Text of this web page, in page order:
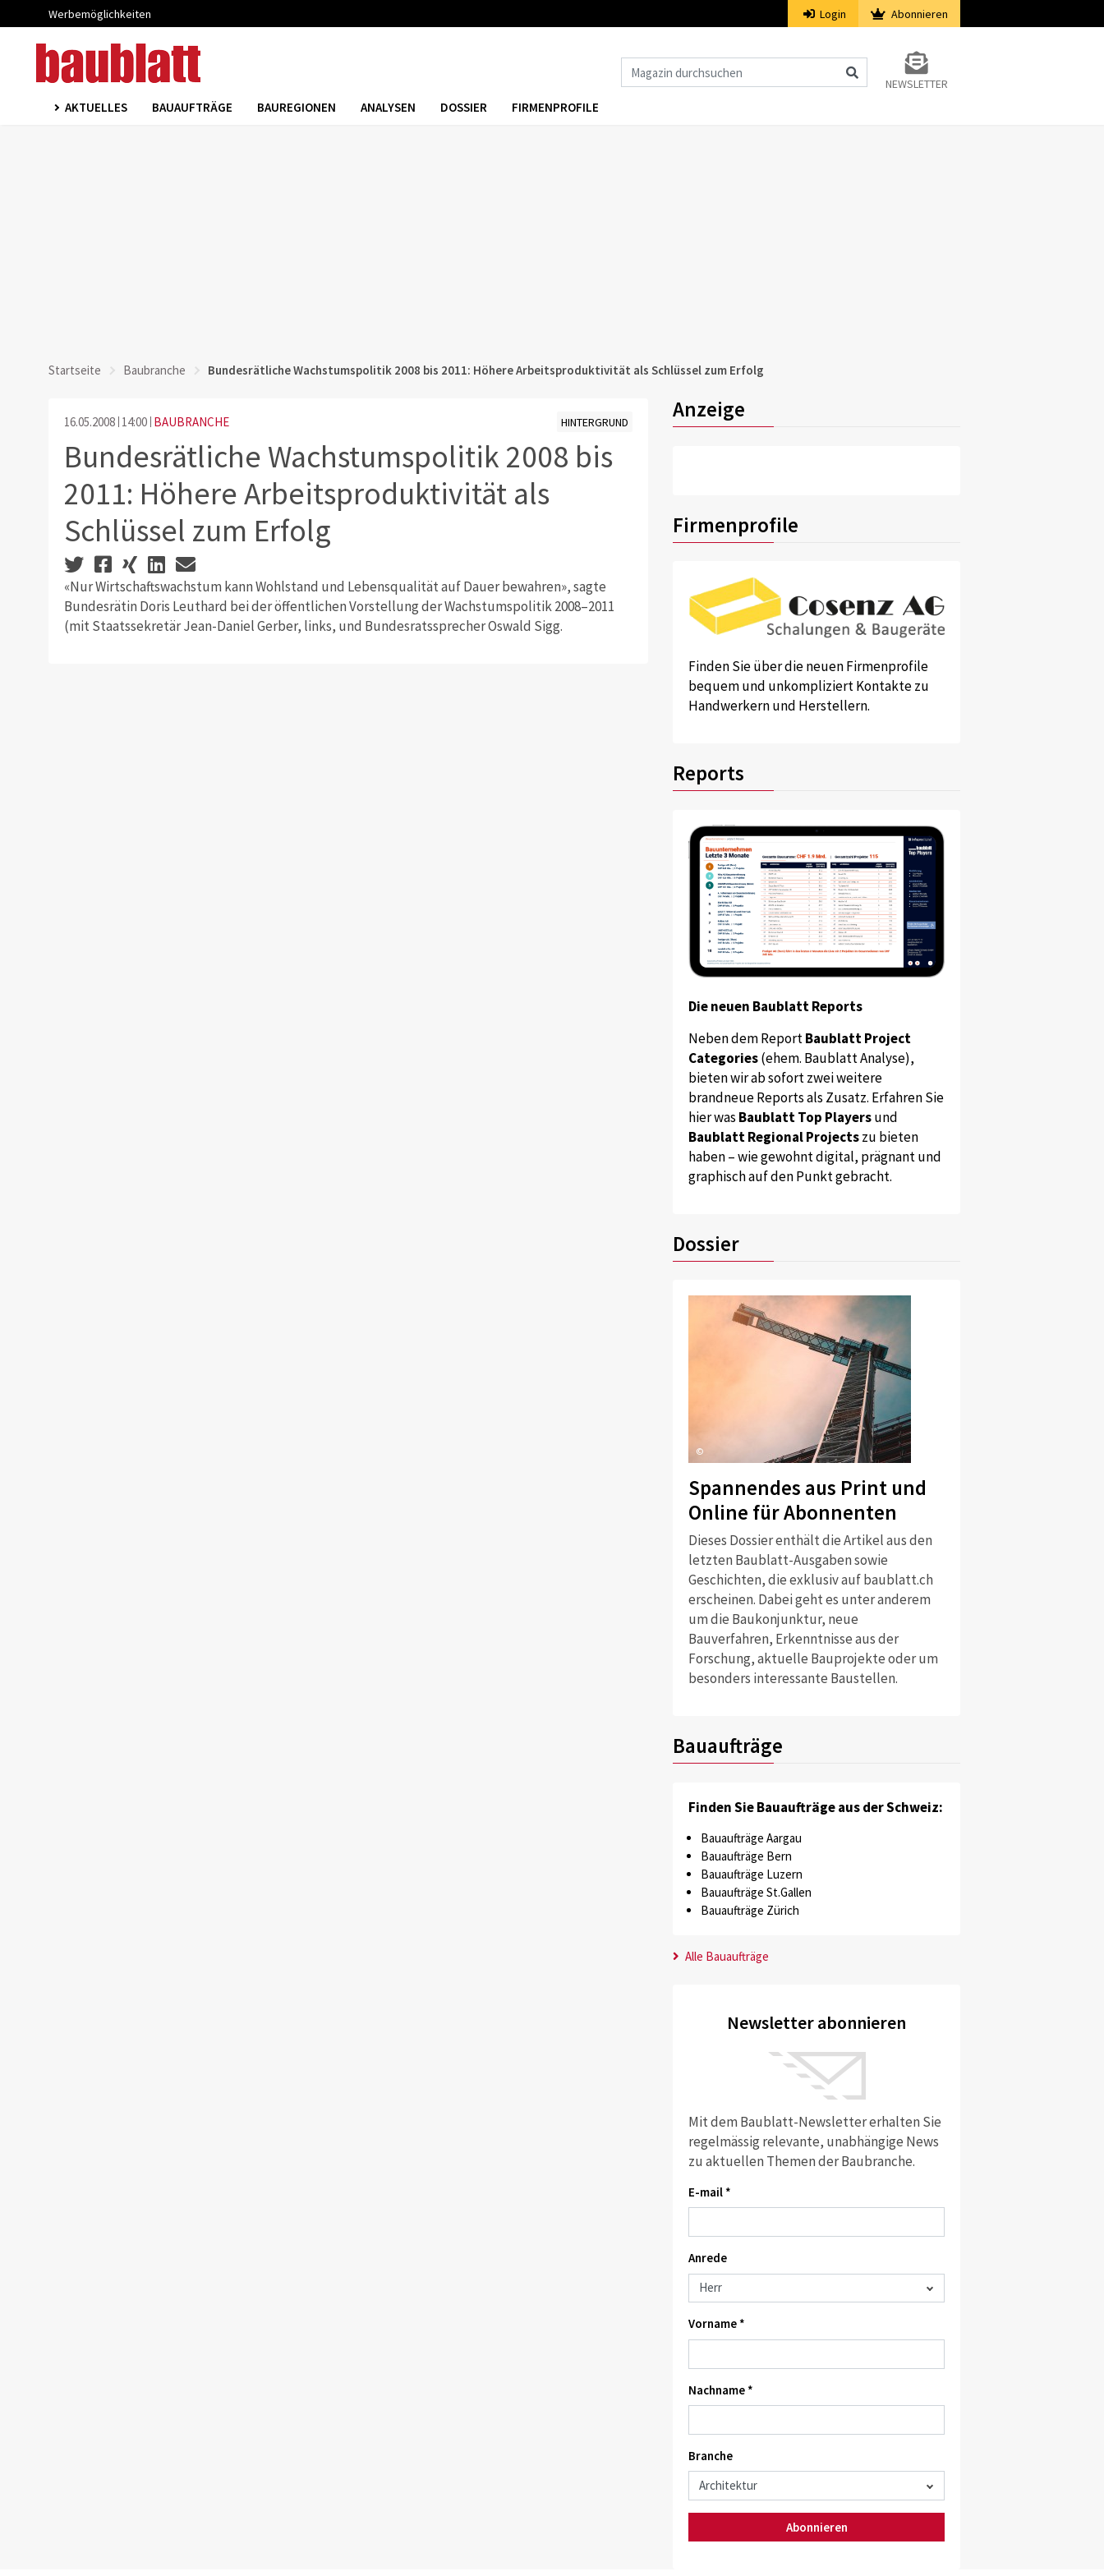
Werbemöglichkeiten Login Abonnieren
NEWSLETTER
AKTUELLES BAUAUFTRÄGE BAUREGIONEN ANALYSEN DOSSIER FIRMENPROFILE
Startseite Baubranche Bundesrätliche Wachstumspolitik 2008 bis 2011: Höhere Arbeitsproduktivität als Schlüssel zum Erfolg
16.05.2008 14:00 BAUBRANCHE HINTERGRUND
Bundesrätliche Wachstumspolitik 2008 bis
2011: Höhere Arbeitsproduktivität als
Schlüssel zum Erfolg
«Nur Wirtschaftswachstum kann Wohlstand und Lebensqualität auf Dauer bewahren», sagte
Bundesrätin Doris Leuthard bei der öffentlichen Vorstellung der Wachstumspolitik 2008–2011
(mit Staatssekretär Jean-Daniel Gerber, links, und Bundesratssprecher Oswald Sigg.
Anzeige
Firmenprofile
Finden Sie über die neuen Firmenprofile
bequem und unkompliziert Kontakte zu
Handwerkern und Herstellern.
Reports
Die neuen Baublatt Reports
Neben dem ReportBaublatt Project
Categories(ehem. Baublatt Analyse),
bieten wir ab sofort zwei weitere
brandneue Reports als Zusatz. Erfahren Sie
hier was Baublatt Top Playersund
Baublatt Regional Projectszu bieten
haben – wie gewohnt digital, prägnant und
graphisch auf den Punkt gebracht.
Dossier
©
Spannendes aus Print und
Online für Abonnenten
Dieses Dossier enthält die Artikel aus den
letzten Baublatt-Ausgaben sowie
Geschichten, die exklusiv auf baublatt.ch
erscheinen. Dabei geht es unter anderem
um die Baukonjunktur, neue
Bauverfahren, Erkenntnisse aus der
Forschung, aktuelle Bauprojekte oder um
besonders interessante Baustellen.
Bauaufträge
Finden Sie Bauaufträge aus der Schweiz:
Bauaufträge Aargau
Bauaufträge Bern
Bauaufträge Luzern
Bauaufträge St.Gallen
Bauaufträge Zürich
Alle Bauaufträge
Newsletter abonnieren
Mit dem Baublatt-Newsletter erhalten Sie
regelmässig relevante, unabhängige News
zu aktuellen Themen der Baubranche.
E-mail *
Anrede
Vorname *
Nachname *
Branche
Abonnieren